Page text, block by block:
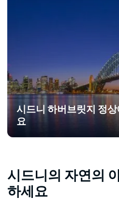
시드니 하버브릿지 정상
요
시드니의 자연의
하세요